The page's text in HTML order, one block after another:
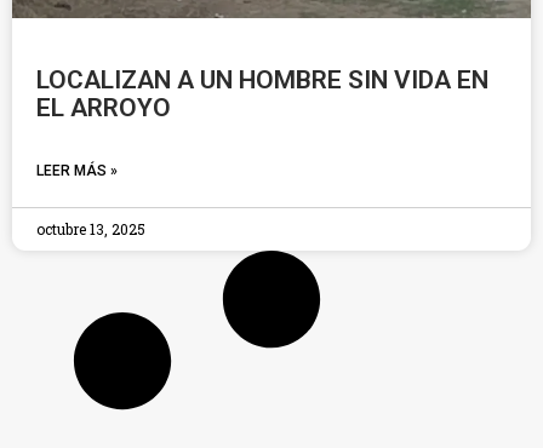
LOCALIZAN A UN HOMBRE SIN VIDA EN
EL ARROYO
LEER MÁS »
octubre 13, 2025